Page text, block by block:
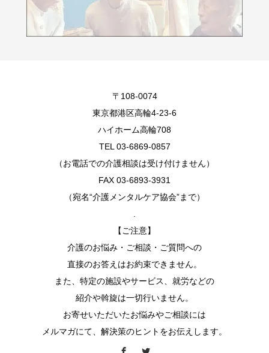
〒108-0074
東京都港区高輪4-23-6
ハイホーム高輪708
TEL 03-6869-0857
（お電話での介護相談は受け付けません）
FAX 03-6893-3931
（宛名“介護メンタルケア協会”まで）
【ご注意】
介護のお悩み・ご相談・ご質問への
直接のお答えはお約束できません。
また、特定の施設やサービス、就労などの
紹介や斡旋は一切行いません。
お寄せいただいたお悩みやご相談には
メルマガにて、解決策のヒントをお伝えします。